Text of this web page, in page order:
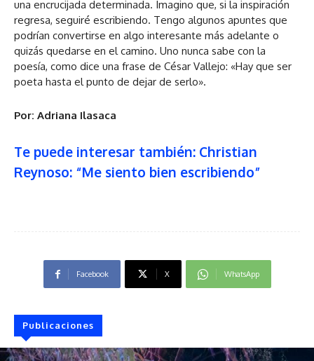
una encrucijada determinada. Imagino que, si la inspiración
regresa, seguiré escribiendo. Tengo algunos apuntes que
podrían convertirse en algo interesante más adelante o
quizás quedarse en el camino. Uno nunca sabe con la
poesía, como dice una frase de César Vallejo: «Hay que ser
poeta hasta el punto de dejar de serlo».
Por: Adriana Ilasaca
Te puede interesar también: Christian
Reynoso: “Me siento bien escribiendo”
Facebook X WhatsApp
Publicaciones